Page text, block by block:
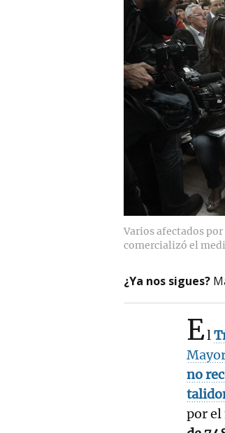
Varios afectados
comercializó el
¿Ya nos sigues?
El
no
por el